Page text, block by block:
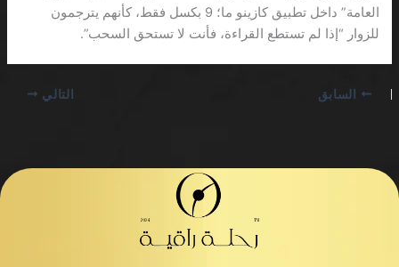
العامة” داخل تطبيق كازينو ما؛ 9 بكسل فقط، كأنهم يترجمون
للزوار “إذا لم تستطع القراءة، فأنت لا تستحق السحب”.
السابق التالي